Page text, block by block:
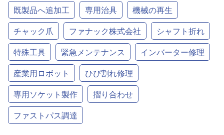
既製品へ追加工
専用治具
機械の再生
チャック爪
ファナック株式会社
シャフト折れ
特殊工具
緊急メンテナンス
インバーター修理
産業用ロボット
ひび割れ修理
専用ソケット製作
摺り合わせ
ファストパス調達